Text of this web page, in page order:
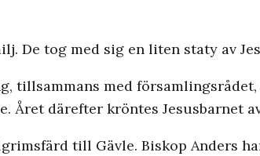
De tog med sig en liten staty av
tillsammans med
Året därefter kröntes Jesusbarnet
till Gävle. Biskop Anders